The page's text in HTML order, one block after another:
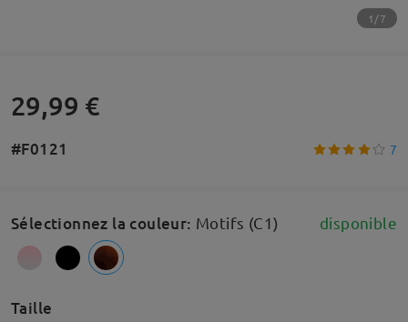
1/7
29,99 €
#F0121 7
Sélectionnez la couleur: Motifs (C1) disponible
Taille